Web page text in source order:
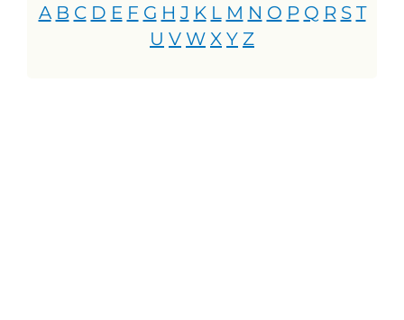
A B C D E F G H J K L M N O P Q R S T
U V W X Y Z